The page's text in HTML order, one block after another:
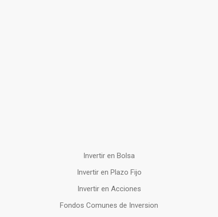
Invertir en Bolsa
Invertir en Plazo Fijo
Invertir en Acciones
Fondos Comunes de Inversion